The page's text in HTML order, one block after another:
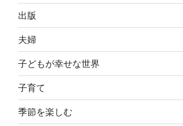
出版
夫婦
子どもが幸せな世界
子育て
季節を楽しむ